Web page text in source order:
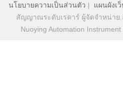
นโยบายความเป็นส่วนตัว | แผนผังเ
สัญญาณระดับเรดาร์ ผู้จัดจําหน่าย.
Nuoying Automation